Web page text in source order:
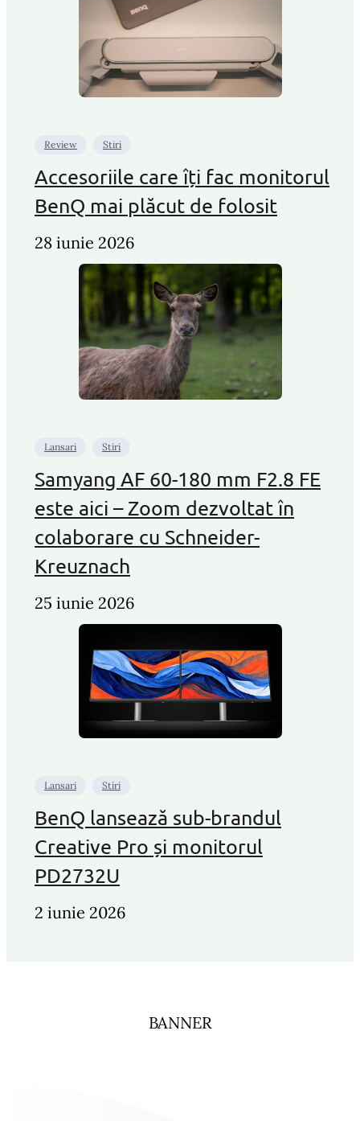
Review Stiri
Accesoriile care îți fac monitorul
BenQ mai plăcut de folosit
28 iunie 2026
Lansari Stiri
Samyang AF 60-180 mm F2.8 FE
este aici – Zoom dezvoltat în
colaborare cu Schneider-
Kreuznach
25 iunie 2026
Lansari Stiri
BenQ lansează sub-brandul
Creative Pro și monitorul
PD2732U
2 iunie 2026
BANNER